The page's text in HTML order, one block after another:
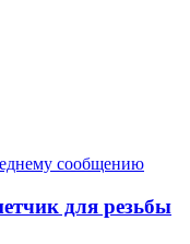
для резьбы